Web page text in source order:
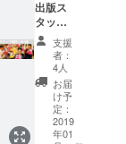
負担を
お願い
致しま
す。
開催の
ものに2
回参加
して頂
けま
す。 ※
本は出
版され
てから
の郵送
出版ス
タッフ
になれ
る権利
＋出版
本3冊】
堤が本
を出版
する
前、し
支援
者：
4人
お届
け予
定：
2019
年01